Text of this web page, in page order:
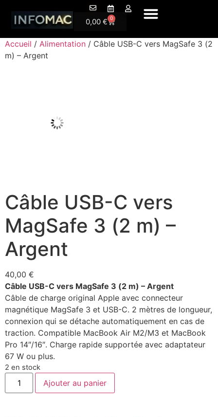
0,00 € 0
Accueil / Alimentation / Câble USB-C vers MagSafe 3 (2
m) – Argent
Câble USB-C vers
MagSafe 3 (2 m) –
Argent
40,00 €
Câble USB-C vers MagSafe 3 (2 m) – Argent
Câble de charge original Apple avec connecteur
magnétique MagSafe 3 et USB-C. 2 mètres de longueur,
connexion qui se détache automatiquement en cas de
traction. Compatible MacBook Air M2/M3 et MacBook
Pro 14″/16″. Charge rapide supportée avec adaptateur
67 W ou plus.
2 en stock
Ajouter au panier